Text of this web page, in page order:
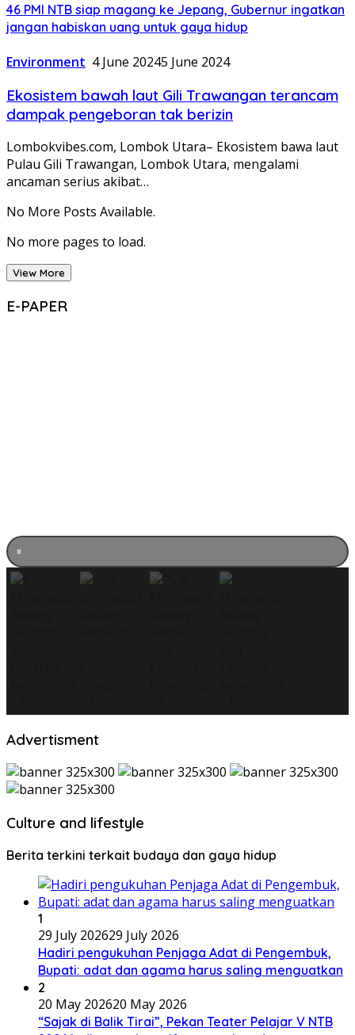
46 PMI NTB siap magang ke Jepang, Gubernur ingatkan
jangan habiskan uang untuk gaya hidup
Environment 4 June 20245 June 2024
Ekosistem bawah laut Gili Trawangan terancam
dampak pengeboran tak berizin
Lombokvibes.com, Lombok Utara– Ekosistem bawa laut
Pulau Gili Trawangan, Lombok Utara, mengalami
ancaman serius akibat…
No More Posts Available.
No more pages to load.
View More
E-PAPER
Advertisment
Culture and lifestyle
Berita terkini terkait budaya dan gaya hidup
1
29 July 202629 July 2026
Hadiri pengukuhan Penjaga Adat di Pengembuk,
Bupati: adat dan agama harus saling menguatkan
2
20 May 202620 May 2026
“Sajak di Balik Tirai”, Pekan Teater Pelajar V NTB